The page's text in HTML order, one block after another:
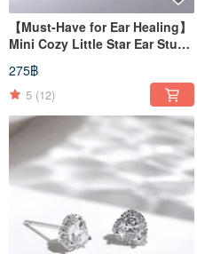
【Must-Have for Ear Healing】
Mini Cozy Little Star Ear Studs
- Restocked Due to Popular
Demand!
275฿
5 (12)